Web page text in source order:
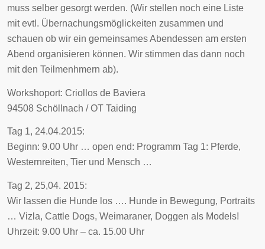
muss selber gesorgt werden. (Wir stellen noch eine Liste
mit evtl. Übernachungsmöglickeiten zusammen und
schauen ob wir ein gemeinsames Abendessen am ersten
Abend organisieren können. Wir stimmen das dann noch
mit den Teilmenhmern ab).
Workshoport: Criollos de Baviera
94508 Schöllnach / OT Taiding
Tag 1, 24.04.2015:
Beginn: 9.00 Uhr … open end: Programm Tag 1: Pferde,
Westernreiten, Tier und Mensch …
Tag 2, 25,04. 2015:
Wir lassen die Hunde los …. Hunde in Bewegung, Portraits
… Vizla, Cattle Dogs, Weimaraner, Doggen als Models!
Uhrzeit: 9.00 Uhr – ca. 15.00 Uhr